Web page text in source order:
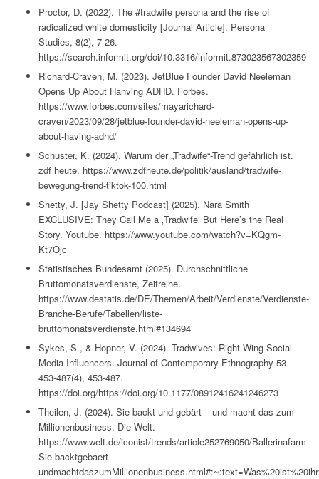
Proctor, D. (2022). The #tradwife persona and the rise of
radicalized white domesticity [Journal Article]. Persona
Studies, 8(2), 7-26.
https://search.informit.org/doi/10.3316/informit.873023567302359
Richard-Craven, M. (2023). JetBlue Founder David Neeleman
Opens Up About Hanving ADHD. Forbes.
https://www.forbes.com/sites/mayarichard-
craven/2023/09/28/jetblue-founder-david-neeleman-opens-up-
about-having-adhd/
Schuster, K. (2024). Warum der „Tradwife“-Trend gefährlich ist.
zdf heute. https://www.zdfheute.de/politik/ausland/tradwife-
bewegung-trend-tiktok-100.html
Shetty, J. [Jay Shetty Podcast] (2025). Nara Smith
EXCLUSIVE: They Call Me a ‚Tradwife‘ But Here’s the Real
Story. Youtube. https://www.youtube.com/watch?v=KQgm-
Kt7Ojc
Statistisches Bundesamt (2025). Durchschnittliche
Bruttomonatsverdienste, Zeitreihe.
https://www.destatis.de/DE/Themen/Arbeit/Verdienste/Verdienste-
Branche-Berufe/Tabellen/liste-
bruttomonatsverdienste.html#134694
Sykes, S., & Hopner, V. (2024). Tradwives: Right-Wing Social
Media Influencers. Journal of Contemporary Ethnography 53
453-487(4), 453-487.
https://doi.org/https://doi.org/10.1177/08912416241246273
Theilen, J. (2024). Sie backt und gebärt – und macht das zum
Millionenbusiness. Die Welt.
https://www.welt.de/iconist/trends/article252769050/Ballerinafarm-
Sie-backtgebaert-